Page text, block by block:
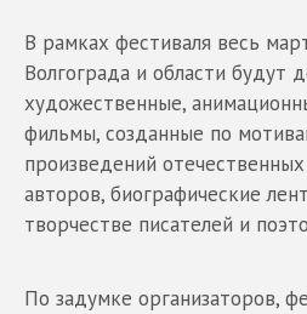
В рамках фестиваля весь
Волгограда и области будут
художественные,
фильмы, созданные по
произведений
авторов, биографические
творчестве писателей и
По задумке организаторов,